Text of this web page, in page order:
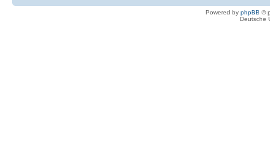
Powered by phpBB ©
Deutsche